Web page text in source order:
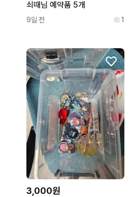
쇠때님 예약품 5개
9일 전 1
3,000원